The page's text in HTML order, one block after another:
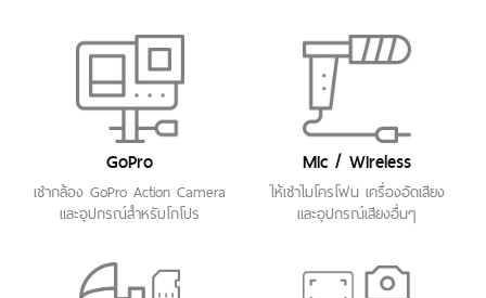
GoPro
เช่ากล้อง GoPro Action Camera
และอุปกรณ์สำหรับโกโปร
Mic / Wireless
ให้เช่าไมโครโฟน เครื่องอัดเสียง
และอุปกรณ์เสียงอื่นๆ